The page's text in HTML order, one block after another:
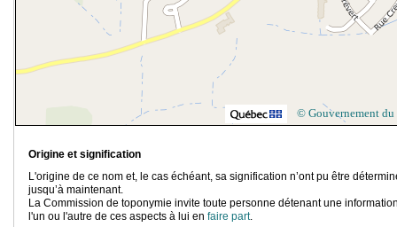
© Gouvernement du
Origine et signification
L'origine de ce nom et, le cas échéant, sa signification n’ont pu être
jusqu’à maintenant.
La Commission de toponymie invite toute personne détenant une
l'un ou l'autre de ces aspects à lui en faire part.